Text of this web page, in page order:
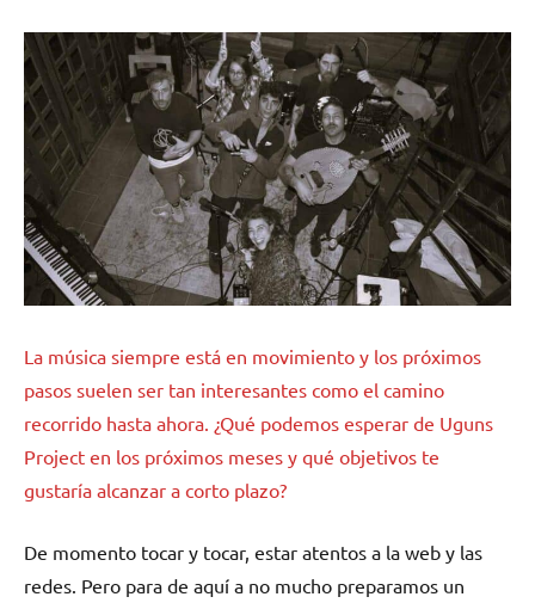
La música siempre está en movimiento y los próximos
pasos suelen ser tan interesantes como el camino
recorrido hasta ahora. ¿Qué podemos esperar de Uguns
Project en los próximos meses y qué objetivos te
gustaría alcanzar a corto plazo?
De momento tocar y tocar, estar atentos a la web y las
redes. Pero para de aquí a no mucho preparamos un